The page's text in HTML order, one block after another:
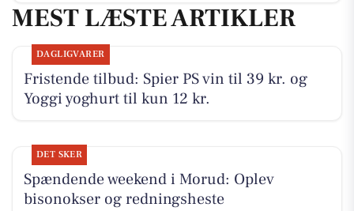
MEST LÆSTE ARTIKLER
DAGLIGVARER
Fristende tilbud: Spier PS vin til 39 kr. og
Yoggi yoghurt til kun 12 kr.
DET SKER
Spændende weekend i Morud: Oplev
bisonokser og redningsheste